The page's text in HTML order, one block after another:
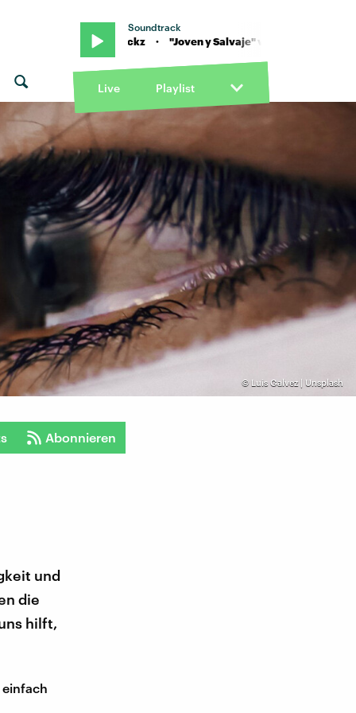
Soundtrack
& BB Trickz · "Joven y Salvaje" von Benny Blanco & BB Trickz
Live Playlist
© Luis Galvez | Unsplash
Abonnieren
und
die
hilft,